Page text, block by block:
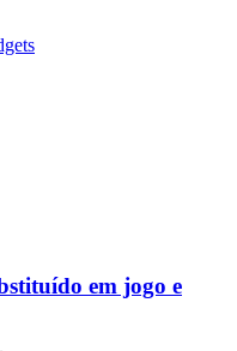
em jogo e